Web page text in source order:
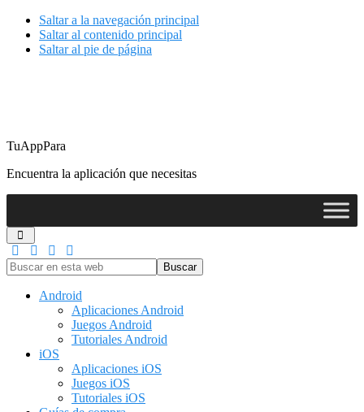
Saltar a la navegación principal
Saltar al contenido principal
Saltar al pie de página
TuAppPara
Encuentra la aplicación que necesitas
Buscar
en
Android
Aplicaciones Android
Juegos Android
Tutoriales Android
iOS
Aplicaciones iOS
Juegos iOS
Tutoriales iOS